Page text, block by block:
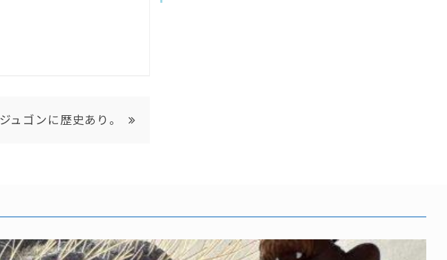
ジュゴンに歴史あり。